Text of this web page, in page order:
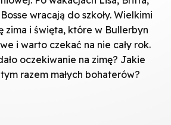
wracają do szkoły. Wielkimi
zima i święta, które w Bullerbyn
i warto czekać na nie cały rok.
oczekiwanie na zimę? Jakie
razem małych bohaterów?